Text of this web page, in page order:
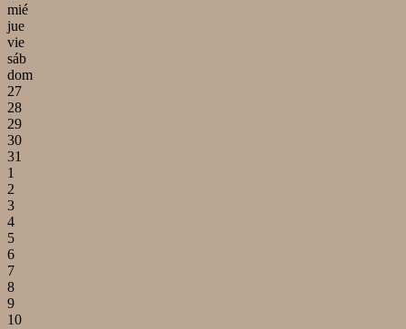
mié
jue
vie
sáb
dom
27
28
29
30
31
1
2
3
4
5
6
7
8
9
10